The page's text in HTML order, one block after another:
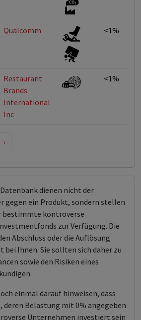
Qualcomm <1%
Restaurant
Brands
International
Inc
<1%
›
dienen nicht der
gegen ein Produkt, sondern stellen
kontroverse
zur Verfügung. Die
Abschluss oder die Auflösung
bei Ihnen. Sie sollten sich daher zu
sowie den Risiken eines
einmal darauf hinweisen, dass
deren Belastung mit 0% angegeben
Unternehmen investiert sein